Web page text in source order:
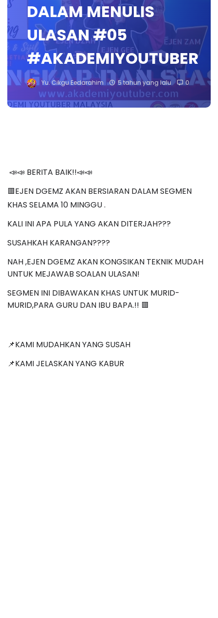
DALAM MENULIS
ULASAN #05
#AKADEMIYOUTUBER
Yu. Cikgu Eedarahim 5 tahun yang lalu 0
📣📣 BERITA BAIK!!📣📣
🟥EJEN DGEMZ AKAN BERSIARAN DALAM SEGMEN
KHAS SELAMA 10 MINGGU .
KALI INI APA PULA YANG AKAN DITERJAH???
SUSAHKAH KARANGAN????
NAH ,EJEN DGEMZ AKAN KONGSIKAN TEKNIK MUDAH
UNTUK MEJAWAB SOALAN ULASAN!
SEGMEN INI DIBAWAKAN KHAS UNTUK MURID-
MURID,PARA GURU DAN IBU BAPA.!! 🟥
📌KAMI MUDAHKAN YANG SUSAH
📌KAMI JELASKAN YANG KABUR